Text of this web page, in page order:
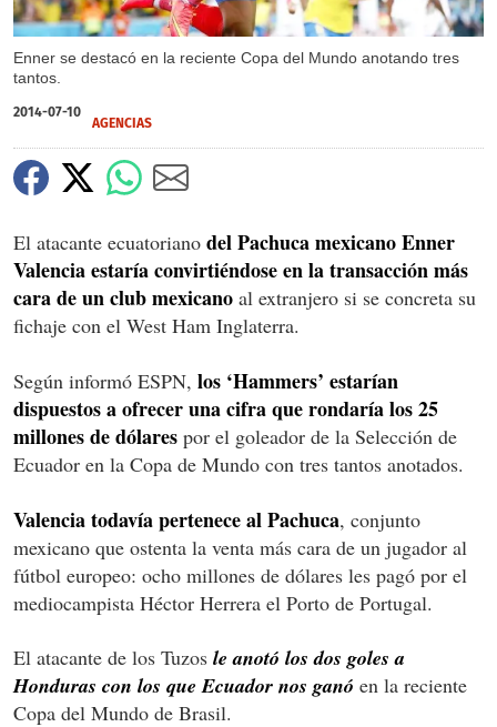
Enner se destacó en la reciente Copa del Mundo anotando tres
tantos.
2014-07-10
AGENCIAS
El atacante ecuatoriano del Pachuca mexicano Enner
Valencia estaría convirtiéndose en la transacción más
cara de un club mexicano al extranjero si se concreta su
fichaje con el West Ham Inglaterra.
Según informó ESPN, los ‘Hammers’ estarían
dispuestos a ofrecer una cifra que rondaría los 25
millones de dólares por el goleador de la Selección de
Ecuador en la Copa de Mundo con tres tantos anotados.
Valencia todavía pertenece al Pachuca, conjunto
mexicano que ostenta la venta más cara de un jugador al
fútbol europeo: ocho millones de dólares les pagó por el
mediocampista Héctor Herrera el Porto de Portugal.
El atacante de los Tuzos le anotó los dos goles a
Honduras con los que Ecuador nos ganó en la reciente
Copa del Mundo de Brasil.